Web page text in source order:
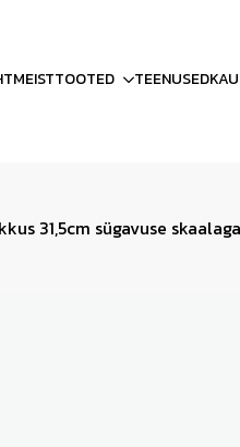
MEISTTOOTED TEENUSED
31,5cm sügavuse skaalaga